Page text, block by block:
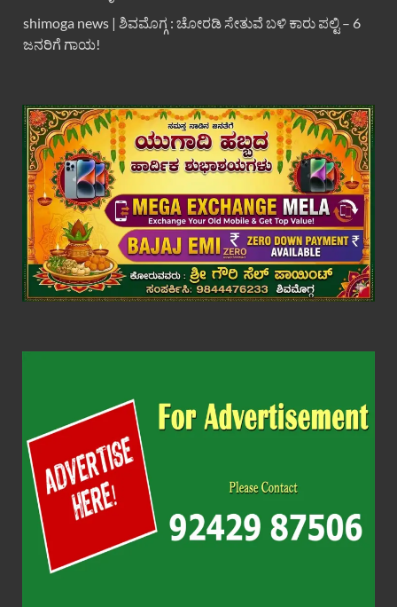
shimoga news | ಶಿವಮೊಗ್ಗ : ಚೋರಡಿ ಸೇತುವೆ ಬಳಿ ಕಾರು ಪಲ್ಟಿ – 6
ಜನರಿಗೆ ಗಾಯ!